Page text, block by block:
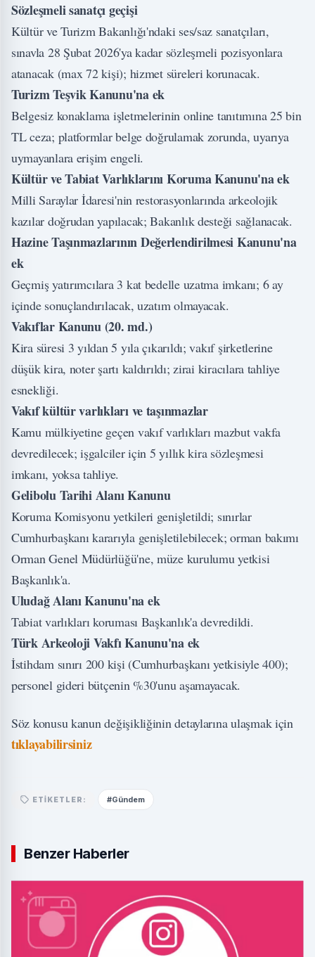
Sözleşmeli sanatçı geçişi
Kültür ve Turizm Bakanlığı'ndaki ses/saz sanatçıları,
sınavla 28 Şubat 2026'ya kadar sözleşmeli pozisyonlara
atanacak (max 72 kişi); hizmet süreleri korunacak.
Turizm Teşvik Kanunu'na ek
Belgesiz konaklama işletmelerinin online tanıtımına 25 bin
TL ceza; platformlar belge doğrulamak zorunda, uyarıya
uymayanlara erişim engeli.
Kültür ve Tabiat Varlıklarını Koruma Kanunu'na ek
Milli Saraylar İdaresi'nin restorasyonlarında arkeolojik
kazılar doğrudan yapılacak; Bakanlık desteği sağlanacak.
Hazine Taşınmazlarının Değerlendirilmesi Kanunu'na
ek
Geçmiş yatırımcılara 3 kat bedelle uzatma imkanı; 6 ay
içinde sonuçlandırılacak, uzatım olmayacak.
Vakıflar Kanunu (20. md.)
Kira süresi 3 yıldan 5 yıla çıkarıldı; vakıf şirketlerine
düşük kira, noter şartı kaldırıldı; zirai kiracılara tahliye
esnekliği.
Vakıf kültür varlıkları ve taşınmazlar
Kamu mülkiyetine geçen vakıf varlıkları mazbut vakfa
devredilecek; işgalciler için 5 yıllık kira sözleşmesi
imkanı, yoksa tahliye.
Gelibolu Tarihi Alanı Kanunu
Koruma Komisyonu yetkileri genişletildi; sınırlar
Cumhurbaşkanı kararıyla genişletilebilecek; orman bakımı
Orman Genel Müdürlüğü'ne, müze kurulumu yetkisi
Başkanlık'a.
Uludağ Alanı Kanunu'na ek
Tabiat varlıkları koruması Başkanlık'a devredildi.
Türk Arkeoloji Vakfı Kanunu'na ek
İstihdam sınırı 200 kişi (Cumhurbaşkanı yetkisiyle 400);
personel gideri bütçenin %30'unu aşamayacak.
Söz konusu kanun değişikliğinin detaylarına ulaşmak için
tıklayabilirsiniz
ETIKETLER: #Gündem
Benzer Haberler